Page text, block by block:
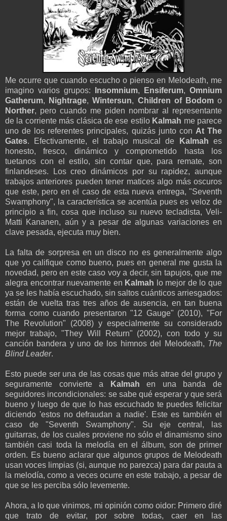
Me ocurre que cuando escucho o pienso en Melodeath, me
imagino varios grupos:
Insomnium, Ensiferum, Omnium
Gatherum, Nightrage,Wintersun, Children of Bodomo
Norther, pero cuando me piden nombrar al representante
de la corriente más clásica de ese estilo Kalmah me parece
uno de los referentes principales, quizás junto con At The
Gates. Efectivamente, el trabajo musical de Kalmah es
honesto, fresco, dinámico y comprometido hasta los
tuetanos con el estilo, sin contar que, para remate, son
finlandeses. Los creo dinámicos por su rapidez, aunque
trabajos anteriores pueden tener matices algo más oscuros
que este, pero en el caso de esta nueva entrega, "Seventh
Swamphony", la característica se acentúa pues es veloz de
principio a fin, cosa que incluso su nuevo tecladista, Veli-
Matti Kananen, aún y a pesar de algunas variaciones en
clave pesada, ejecuta muy bien.
La falta de sorpresa en un disco no es generalmente algo
que yo califique como bueno, pues en general me gusta la
novedad, pero en este caso voy a decir, sin tapujos, que me
alegra encontrar nuevamente en Kalmah lo mejor de lo que
ya se les había escuchado, sin saltos cuánticos arriesgados:
están de vuelta tras tres años de ausencia, en tan buena
forma como cuando presentaron "12 Gauge" (2010), "For
The Revolution" (2008) y especialmente su considerado
mejor trabajo, "They Will Return" (2002), con todo y su
canción bandera y uno de los himnos del Melodeath, The
Blind Leader.
Esto puede ser una de las cosas que más atrae del grupo y
seguramente convierte a
Kalmah en una banda de
seguidores incondicionales: se sabe qué esperar y que será
bueno y luego de que lo has escuchado te puedes felicitar
diciendo 'estos no defraudan a nadie'. Este es también el
caso de "Seventh Swamphony". Su eje central, las
guitarras, de los cuales proviene no sólo el dinamismo sino
también casi toda la melodía en el álbum, son de primer
orden. Es bueno aclarar que algunos grupos de Melodeath
usan voces limpias (si, aunque no parezca) para dar pauta a
la melodía, como a veces ocurre en este trabajo, a pesar de
que se les perciba sólo levemente.
Ahora, a lo que vinimos, mi opinión como oidor: Primero diré
que trato de evitar, por sobre todas, caer en las